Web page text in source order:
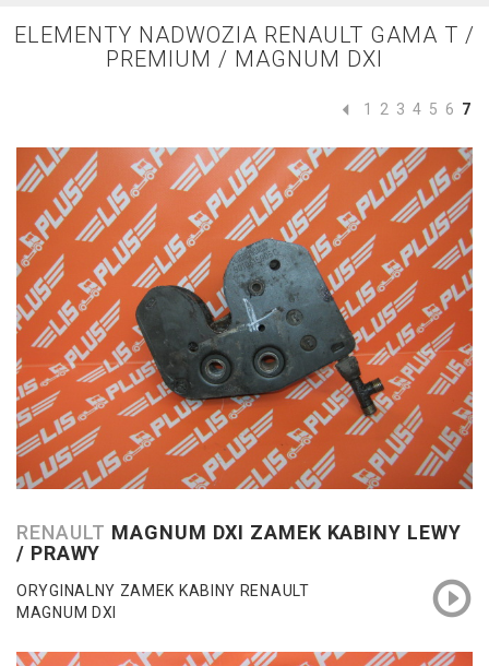
ELEMENTY NADWOZIA RENAULT GAMA T /
PREMIUM / MAGNUM DXI
1 2 3 4 5 6 7
RENAULT MAGNUM DXI ZAMEK KABINY LEWY
/ PRAWY
ORYGINALNY ZAMEK KABINY RENAULT
MAGNUM DXI